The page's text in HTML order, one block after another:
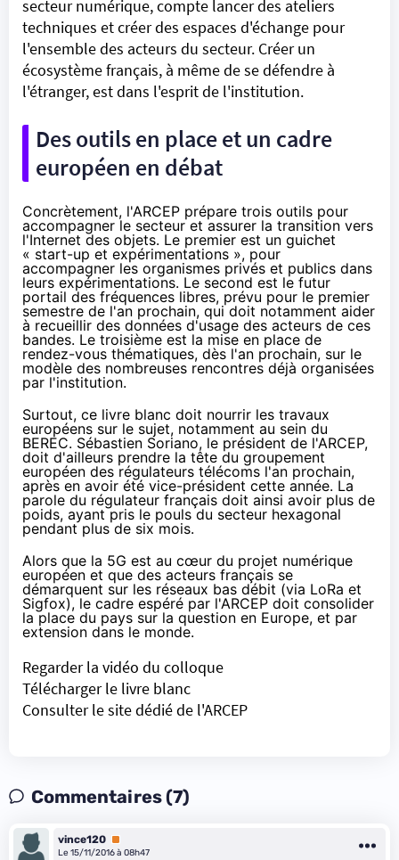
secteur numérique, compte lancer des ateliers
techniques et créer des espaces d'échange pour
l'ensemble des acteurs du secteur. Créer un
écosystème français, à même de se défendre à
l'étranger, est dans l'esprit de l'institution.
Des outils en place et un cadre
européen en débat
Concrètement, l'ARCEP prépare trois outils pour
accompagner le secteur et assurer la transition vers
l'Internet des objets. Le premier est un guichet
« start-up et expérimentations », pour
accompagner les organismes privés et publics dans
leurs expérimentations. Le second est le futur
portail des fréquences libres, prévu pour le premier
semestre de l'an prochain, qui doit notamment aider
à recueillir des données d'usage des acteurs de ces
bandes. Le troisième est la mise en place de
rendez-vous thématiques, dès l'an prochain, sur le
modèle des nombreuses rencontres déjà organisées
par l'institution.
Surtout, ce livre blanc doit nourrir les travaux
européens sur le sujet, notamment au sein du
BEREC. Sébastien Soriano, le président de l'ARCEP,
doit d'ailleurs prendre la tête du groupement
européen des régulateurs télécoms l'an prochain,
après en avoir été vice-président cette année. La
parole du régulateur français doit ainsi avoir plus de
poids, ayant pris le pouls du secteur hexagonal
pendant plus de six mois.
Alors que la 5G est au cœur du projet numérique
européen et que des acteurs français se
démarquent sur les réseaux bas débit (via LoRa et
Sigfox), le cadre espéré par l'ARCEP doit consolider
la place du pays sur la question en Europe, et par
extension dans le monde.
Regarder la vidéo du colloque
Télécharger le livre blanc
Consulter le site dédié de l'ARCEP
Commentaires (7)
vince120 Premium
Le 15/11/2016 à 08h47